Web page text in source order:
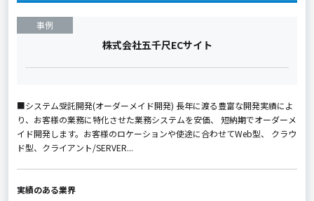
事例
株式会社五千尺ECサイト
■システム受託開発(オーダーメイド開発) 長年に渡る豊富な開発実績によ
り、お客様の業務に特化させた業務システムを安価、 短納期でオーダーメ
イド開発します。お客様のロケーションや使途に合わせてWeb型、 クラウ
ド型、クライアント/SERVER...
実績のある業界